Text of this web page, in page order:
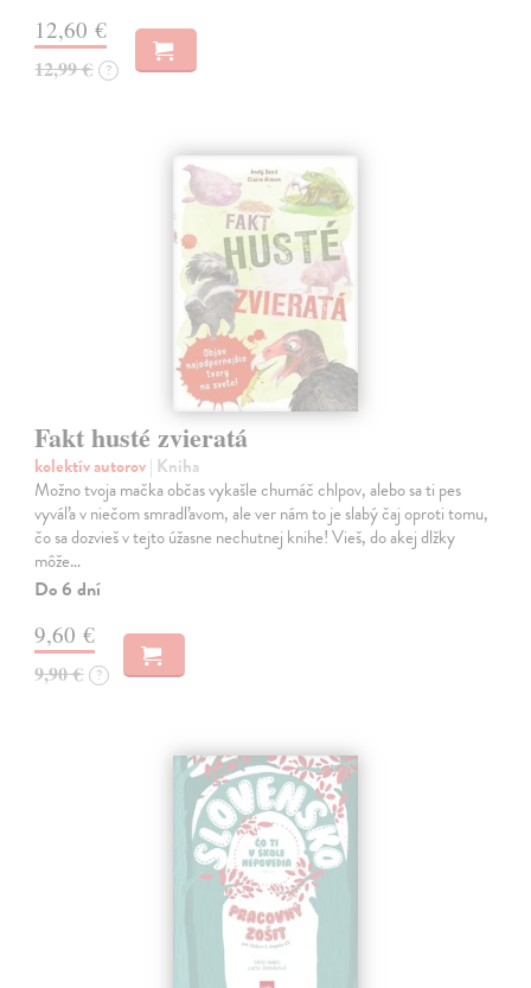
12,60 €
12,99 € ?
Fakt husté zvieratá
kolektív autorov| Kniha
Možno tvoja mačka občas vykašle chumáč chlpov, alebo sa ti pes
vyváľa v niečom smradľavom, ale ver nám to je slabý čaj oproti tomu,
čo sa dozvieš v tejto úžasne nechutnej knihe! Vieš, do akej dlžky
môže…
Do 6 dní
9,60 €
9,90 € ?